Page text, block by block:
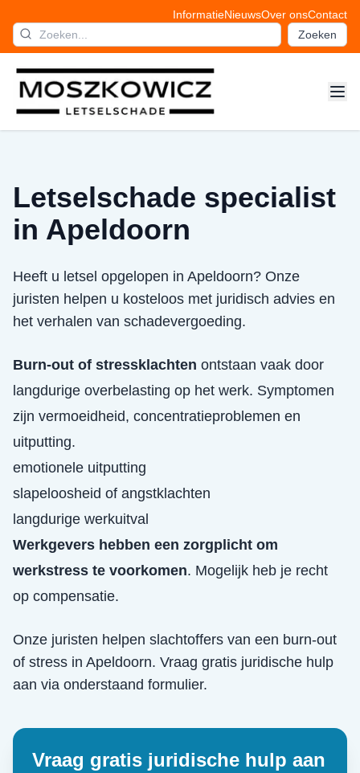
InformatieNieuwsOver onsContact
Zoeken
Letselschade specialist
in Apeldoorn
Heeft u letsel opgelopen in Apeldoorn? Onze
juristen helpen u kosteloos met juridisch advies en
het verhalen van schadevergoeding.
Burn-out of stressklachten ontstaan vaak door
langdurige overbelasting op het werk. Symptomen
zijn vermoeidheid, concentratieproblemen en
uitputting.
emotionele uitputting
slapeloosheid of angstklachten
langdurige werkuitval
Werkgevers hebben een zorgplicht om
werkstress te voorkomen. Mogelijk heb je recht
op compensatie.
Onze juristen helpen slachtoffers van een burn-out
of stress in Apeldoorn. Vraag gratis juridische hulp
aan via onderstaand formulier.
Vraag gratis juridische hulp aan